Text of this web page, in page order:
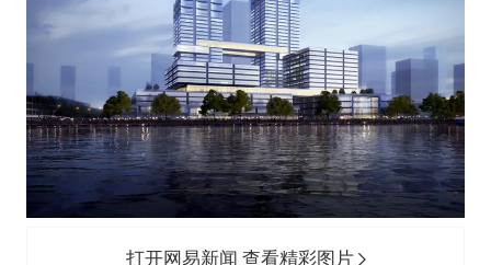
打开网易新闻 查看精彩图片